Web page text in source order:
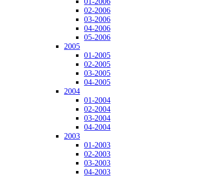
02-2006
03-2006
04-2006
05-2006
2005
01-2005
02-2005
03-2005
04-2005
2004
01-2004
02-2004
03-2004
04-2004
2003
01-2003
02-2003
03-2003
04-2003